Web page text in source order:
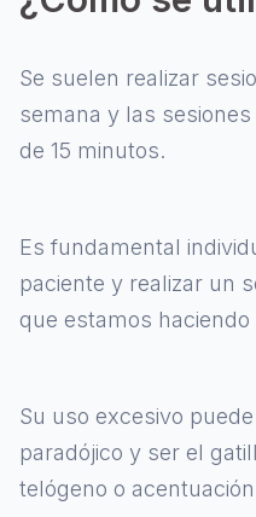
Se suelen realizar
semana y las
de 15 minutos.
Es fundamental
paciente y realizar un
que estamos
Su uso excesivo
paradójico y ser el
telógeno o